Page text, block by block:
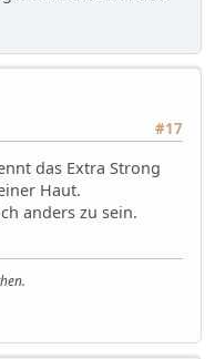
#17
das Extra Strong
Haut.
anders zu sein.